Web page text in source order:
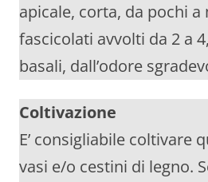
apicale, corta, da pochi
fascicolati avvolti da 2 a
basali, dall’odore
Coltivazione
E’ consigliabile coltivare
vasi e/o cestini di legno.